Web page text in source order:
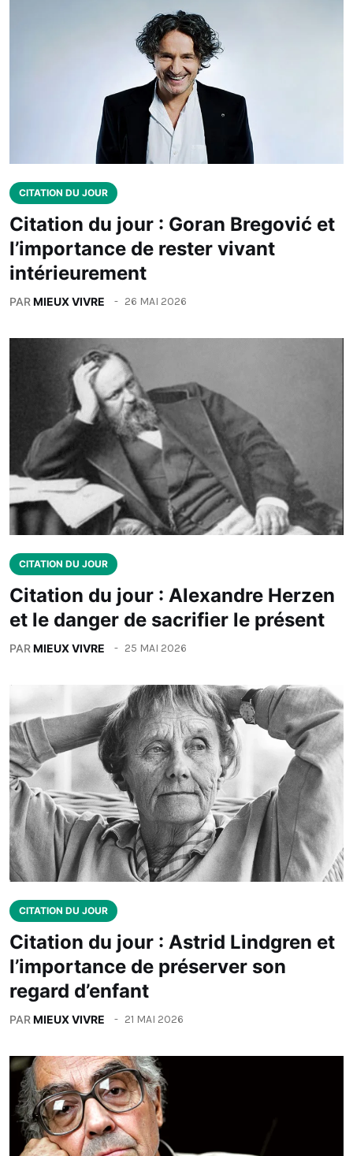
CITATION DU JOUR
Citation du jour : Goran Bregović et
l’importance de rester vivant
intérieurement
PARMIEUX VIVRE 26 MAI 2026
CITATION DU JOUR
Citation du jour : Alexandre Herzen
et le danger de sacrifier le présent
PARMIEUX VIVRE 25 MAI 2026
CITATION DU JOUR
Citation du jour : Astrid Lindgren et
l’importance de préserver son
regard d’enfant
PARMIEUX VIVRE 21 MAI 2026